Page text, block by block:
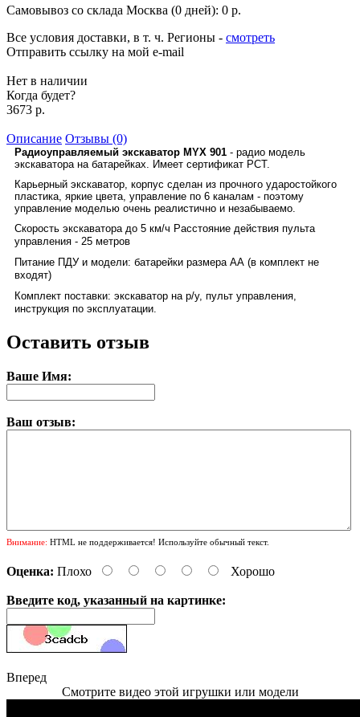
Самовывоз со склада Москва (0 дней): 0 р.
Все условия доставки, в т. ч. Регионы - смотреть
Отправить ссылку на мой e-mail
Нет в наличии
Когда будет?
3673 р.
Описание Отзывы (0)
Радиоуправляемый экскаватор MYX 901 - радио модель
экскаватора на батарейках. Имеет сертификат РСТ.
Карьерный экскаватор, корпус сделан из прочного ударостойкого
пластика, яркие цвета, управление по 6 каналам - поэтому
управление моделью очень реалистично и незабываемо.
Скорость экскаватора до 5 км/ч Расстояние действия пульта
управления - 25 метров
Питание ПДУ и модели: батарейки размера АА (в комплект не
входят)
Комплект поставки: экскаватор на р/у, пульт управления,
инструкция по эксплуатации.
Оставить отзыв
Ваше Имя:
Ваш отзыв:
Внимание: HTML не поддерживается! Используйте обычный текст.
Оценка: Плохо Хорошо
Введите код, указанный на картинке:
Вперед
Смотрите видео этой игрушки или модели